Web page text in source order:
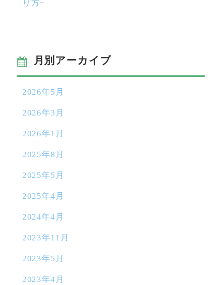
り方−
月別アーカイブ
2026年5月
2026年3月
2026年1月
2025年8月
2025年5月
2025年4月
2024年4月
2023年11月
2023年5月
2023年4月